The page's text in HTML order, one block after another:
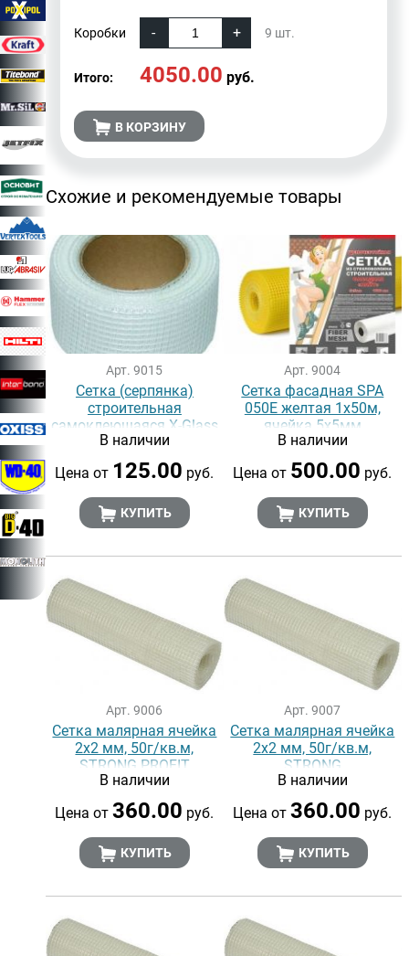
Коробки 9 шт.
Итого: 4050.00 руб.
В КОРЗИНУ
Схожие и рекомендуемые товары
Арт. 9015
Сетка (серпянка)
строительная
самоклеющаяся X-Glass
100ммх45м
В наличии
Цена от 125.00 руб.
КУПИТЬ
Арт. 9004
Сетка фасадная SPA
050Е желтая 1х50м,
ячейка 5х5мм
В наличии
Цена от 500.00 руб.
КУПИТЬ
Арт. 9006
Сетка малярная ячейка
2х2 мм, 50г/кв.м,
STRONG PROFIT
В наличии
Цена от360.00 руб.
КУПИТЬ
Арт. 9007
Сетка малярная ячейка
2х2 мм, 50г/кв.м,
STRONG
В наличии
Цена от360.00 руб.
КУПИТЬ